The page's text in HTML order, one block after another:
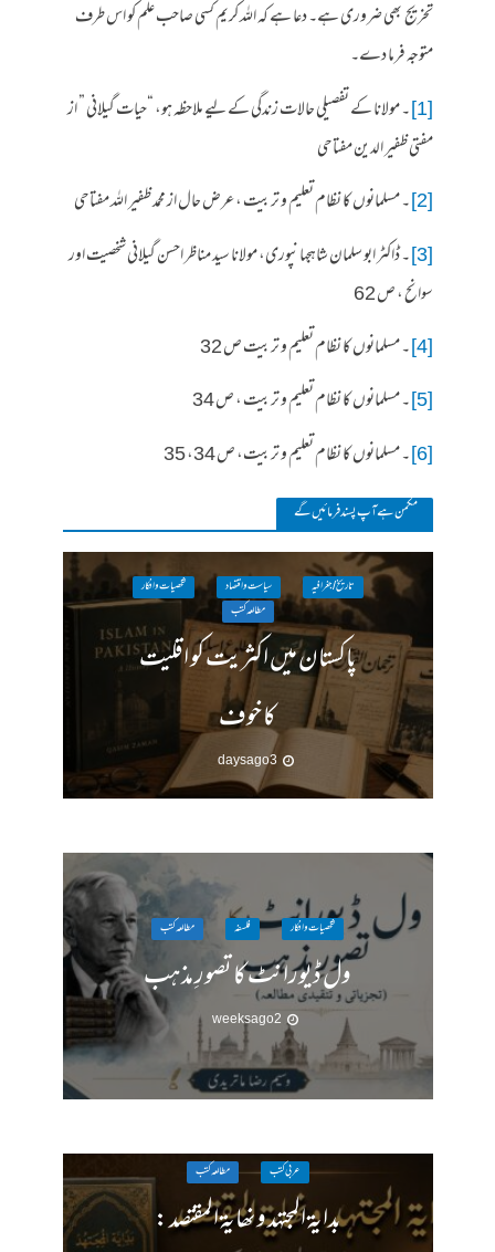
تخریج بھی ضروری ہے۔ دعا ہے کہ اللہ کریم کسی صاحب علم کو اس طرف
متوجہ فرما دے۔
[1] ۔ مولانا کے تفصیلی حالات زندگی کے لیے ملاحظہ ہو، “حیات گیلانی ” از
مفتی ظفیر الدین مفتاحی
[2] ۔ مسلمانوں کا نظام تعلیم و تربیت ، عرض حال از محمد ظفیر اللہ مفتاحی
[3] ۔ ڈاکٹر ابو سلمان شاہجہانپوری، مولانا سید مناظر احسن گیلانی شخصیت اور
سوانح ، ص 62
[4] ۔ مسلمانوں کا نظام تعلیم و تربیت ص 32
[5] ۔ مسلمانوں کا نظام تعلیم و تربیت ، ص 34
[6] ۔ مسلمانوں کا نظام تعلیم و تربیت، ص 34، 35
مکمن ہےآپ پسند فرمائیں گے
تاریخ / جغرافیہ سیاست واقتصاد
شخصیات وافکار
مطالعہ کتب
پاکستان میں اکثریت کو اقلیت
کا خوف
3 days ago
شخصیات وافکار فلسفہ مطالعہ کتب
ول ڈیورانٹ کا تصورِ مذہب
2 weeks ago
عربی کتب مطالعہ کتب
بدایۃ المجتہد ونھایۃ المقتصد :